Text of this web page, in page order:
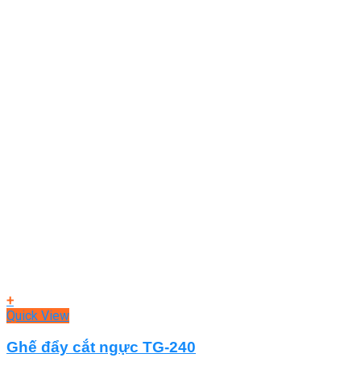
+
Quick View
Ghế đẩy cắt ngực TG-240